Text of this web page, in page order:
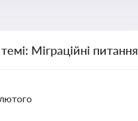
Міграційні питання
лютого